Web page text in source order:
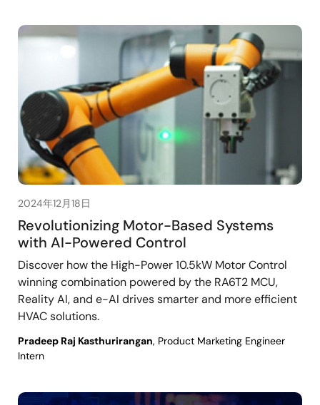
2024年12月18日
Revolutionizing Motor-Based Systems
with AI-Powered Control
Discover how the High-Power 10.5kW Motor Control
winning combination powered by the RA6T2 MCU,
Reality AI, and e-AI drives smarter and more efficient
HVAC solutions.
Pradeep Raj Kasthurirangan, Product Marketing Engineer
Intern